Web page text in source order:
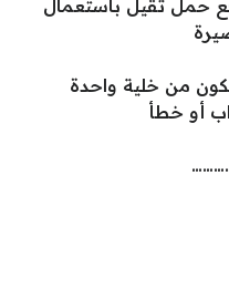
حمل ثقيل باستعمال
من خلية واحدة
أو خطأ